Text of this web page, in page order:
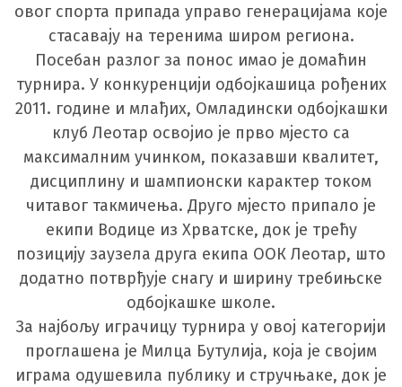
овог спорта припада управо генерацијама које
стасавају на теренима широм региона.
Посебан разлог за понос имао је домаћин
турнира. У конкуренцији одбојкашица рођених
2011. године и млађих, Омладински одбојкашки
клуб Леотар освојио је прво мјесто са
максималним учинком, показавши квалитет,
дисциплину и шампионски карактер током
читавог такмичења. Друго мјесто припало је
екипи Водице из Хрватске, док је трећу
позицију заузела друга екипа ООК Леотар, што
додатно потврђује снагу и ширину требињске
одбојкашке школе.
За најбољу играчицу турнира у овој категорији
проглашена је Милца Бутулија, која је својим
играма одушевила публику и стручњаке, док је